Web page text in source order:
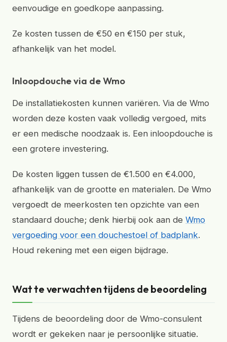
eenvoudige en goedkope aanpassing.
Ze kosten tussen de €50 en €150 per stuk,
afhankelijk van het model.
Inloopdouche via de Wmo
De installatiekosten kunnen variëren. Via de Wmo
worden deze kosten vaak volledig vergoed, mits
er een medische noodzaak is. Een inloopdouche is
een grotere investering.
De kosten liggen tussen de €1.500 en €4.000,
afhankelijk van de grootte en materialen. De Wmo
vergoedt de meerkosten ten opzichte van een
standaard douche; denk hierbij ook aan de Wmo
vergoeding voor een douchestoel of badplank.
Houd rekening met een eigen bijdrage.
Wat te verwachten tijdens de beoordeling
Tijdens de beoordeling door de Wmo-consulent
wordt er gekeken naar je persoonlijke situatie.